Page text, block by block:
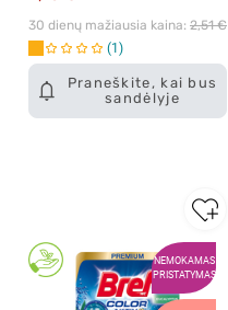
Praneškite, kai bus
sandėlyje
30 dienų mažiausia kaina: 2,51 €
1
NEMOKAMAS
PRISTATYMAS